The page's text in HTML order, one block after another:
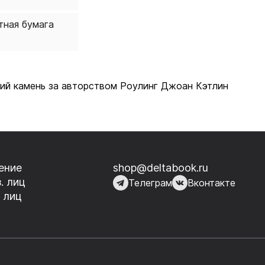
бумага
камень за авторством Роулинг Джоан Кэтлин
лиц
лиц
shop@deltabook.ru
Телеграм Вконтакте